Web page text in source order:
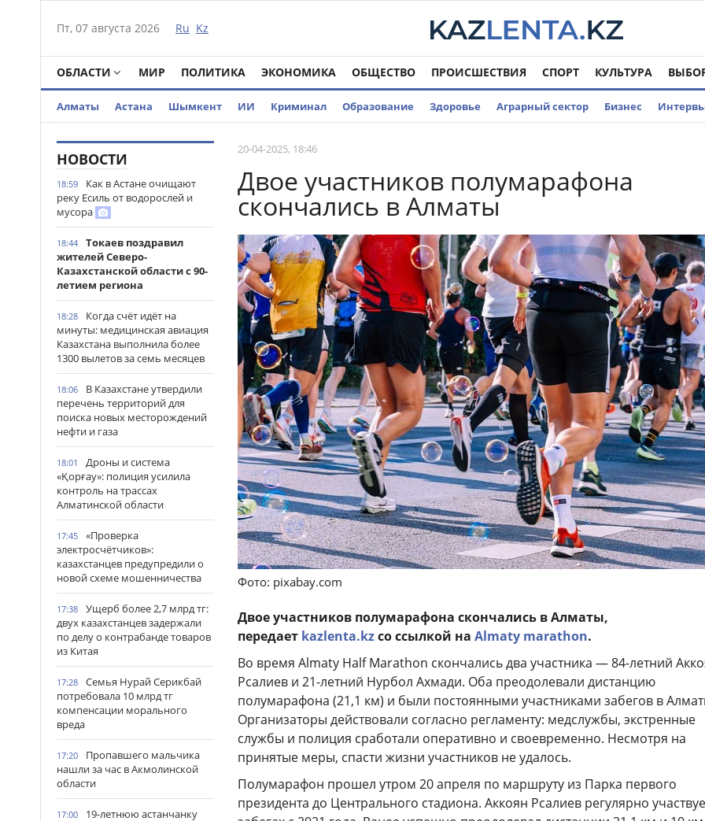
Пт, 07 августа 2026 Ru Kz
ОБЛАСТИ МИР ПОЛИТИКА ЭКОНОМИКА ОБЩЕСТВО ПРОИСШЕСТВИЯ СПОРТ КУЛЬТУРА
Алматы Астана Шымкент ИИ Криминал Образование Здоровье Аграрный сектор Бизнес
НОВОСТИ
18:59
Как в Астане очищают
реку Есиль от водорослей и
мусора
18:44
Токаев поздравил
жителей Северо-
Казахстанской области с 90-
летием региона
18:28
Когда счёт идёт на
минуты: медицинская авиация
Казахстана выполнила более
1300 вылетов за семь месяцев
18:06
В Казахстане утвердили
перечень территорий для
поиска новых месторождений
нефти и газа
18:01
Дроны и система
«Қорғау»: полиция усилила
контроль на трассах
Алматинской области
17:45
«Проверка
электросчётчиков»:
казахстанцев предупредили о
новой схеме мошенничества
17:38
Ущерб более 2,7 млрд тг:
двух казахстанцев задержали
по делу о контрабанде товаров
из Китая
17:28
Семья Нурай Серикбай
потребовала 10 млрд тг
компенсации морального
вреда
17:20
Пропавшего мальчика
нашли за час в Акмолинской
области
17:00
19-летнюю астанчанку
20-04-2025, 18:46
Двое участников полумарафона
скончались в Алматы
Фото: pixabay.com
Двое участников полумарафона скончались в Алматы,
передает kazlenta.kzсо ссылкой на Almaty marathon.
Во время Almaty Half Marathon скончались два участника — 84-летний
Рсалиев и 21-летний Нурбол Ахмади. Оба преодолевали дистанцию
полумарафона (21,1 км) и были постоянными участниками забегов в
Организаторы действовали согласно регламенту: медслужбы, экстренные
службы и полиция сработали оперативно и своевременно. Несмотря на
принятые меры, спасти жизни участников не удалось.
Полумарафон прошел утром 20 апреля по маршруту из Парка первого
президента до Центрального стадиона. Аккоян Рсалиев регулярно